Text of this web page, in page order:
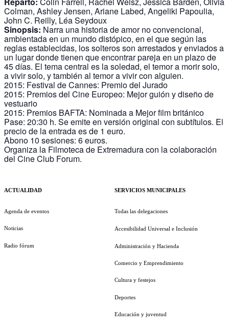
Colman, Ashley Jensen, Ariane Labed, Angeliki Papoulia,
John C. Reilly, Léa Seydoux
Sinopsis: Narra una historia de amor no convencional,
ambientada en un mundo distópico, en el que según las
reglas establecidas, los solteros son arrestados y enviados a
un lugar donde tienen que encontrar pareja en un plazo de
45 días. El tema central es la soledad, el temor a morir solo,
a vivir solo, y también al temor a vivir con alguien.
2015: Festival de Cannes: Premio del Jurado
2015: Premios del Cine Europeo: Mejor guión y diseño de
vestuario
2015: Premios BAFTA: Nominada a Mejor film británico
Pase: 20:30 h. Se emite en versión original con subtítulos. El
precio de la entrada es de 1 euro.
Abono 10 sesiones: 6 euros.
Organiza la Filmoteca de Extremadura con la colaboración
del Cine Club Forum.
ACTUALIDAD
Agenda de eventos
Noticias
Radio fórum
SERVICIOS MUNICIPALES
Todas las delegaciones
Accesibilidad Universal e Inclusión
Administración y Hacienda
Comercio y Emprendimiento
Cultura y festejos
Deportes
Educación y juventud